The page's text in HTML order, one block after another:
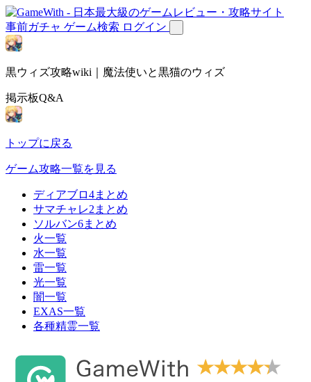
事前ガチャ ゲーム検索 ログイン
黒ウィズ攻略wiki｜魔法使いと黒猫のウィズ
掲示板Q&A
トップに戻る
ゲーム攻略一覧を見る
ディアブロ4まとめ
サマチャレ2まとめ
ソルバン6まとめ
火一覧
水一覧
雷一覧
光一覧
闇一覧
EXAS一覧
各種精霊一覧